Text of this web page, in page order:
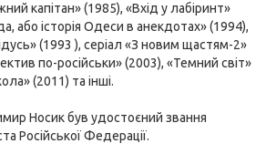
капітан» (1985), «Вхід у лабіринт»
або історія Одеси в анекдотах» (1994),
(1993 ), серіал «З новим щастям-2»
по-російськи» (2003), «Темний світ»
(2011) та інші.
Носик був удостоєний звання
Російської Федерації.